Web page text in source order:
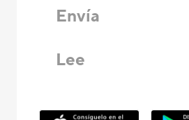
Envía
Lee